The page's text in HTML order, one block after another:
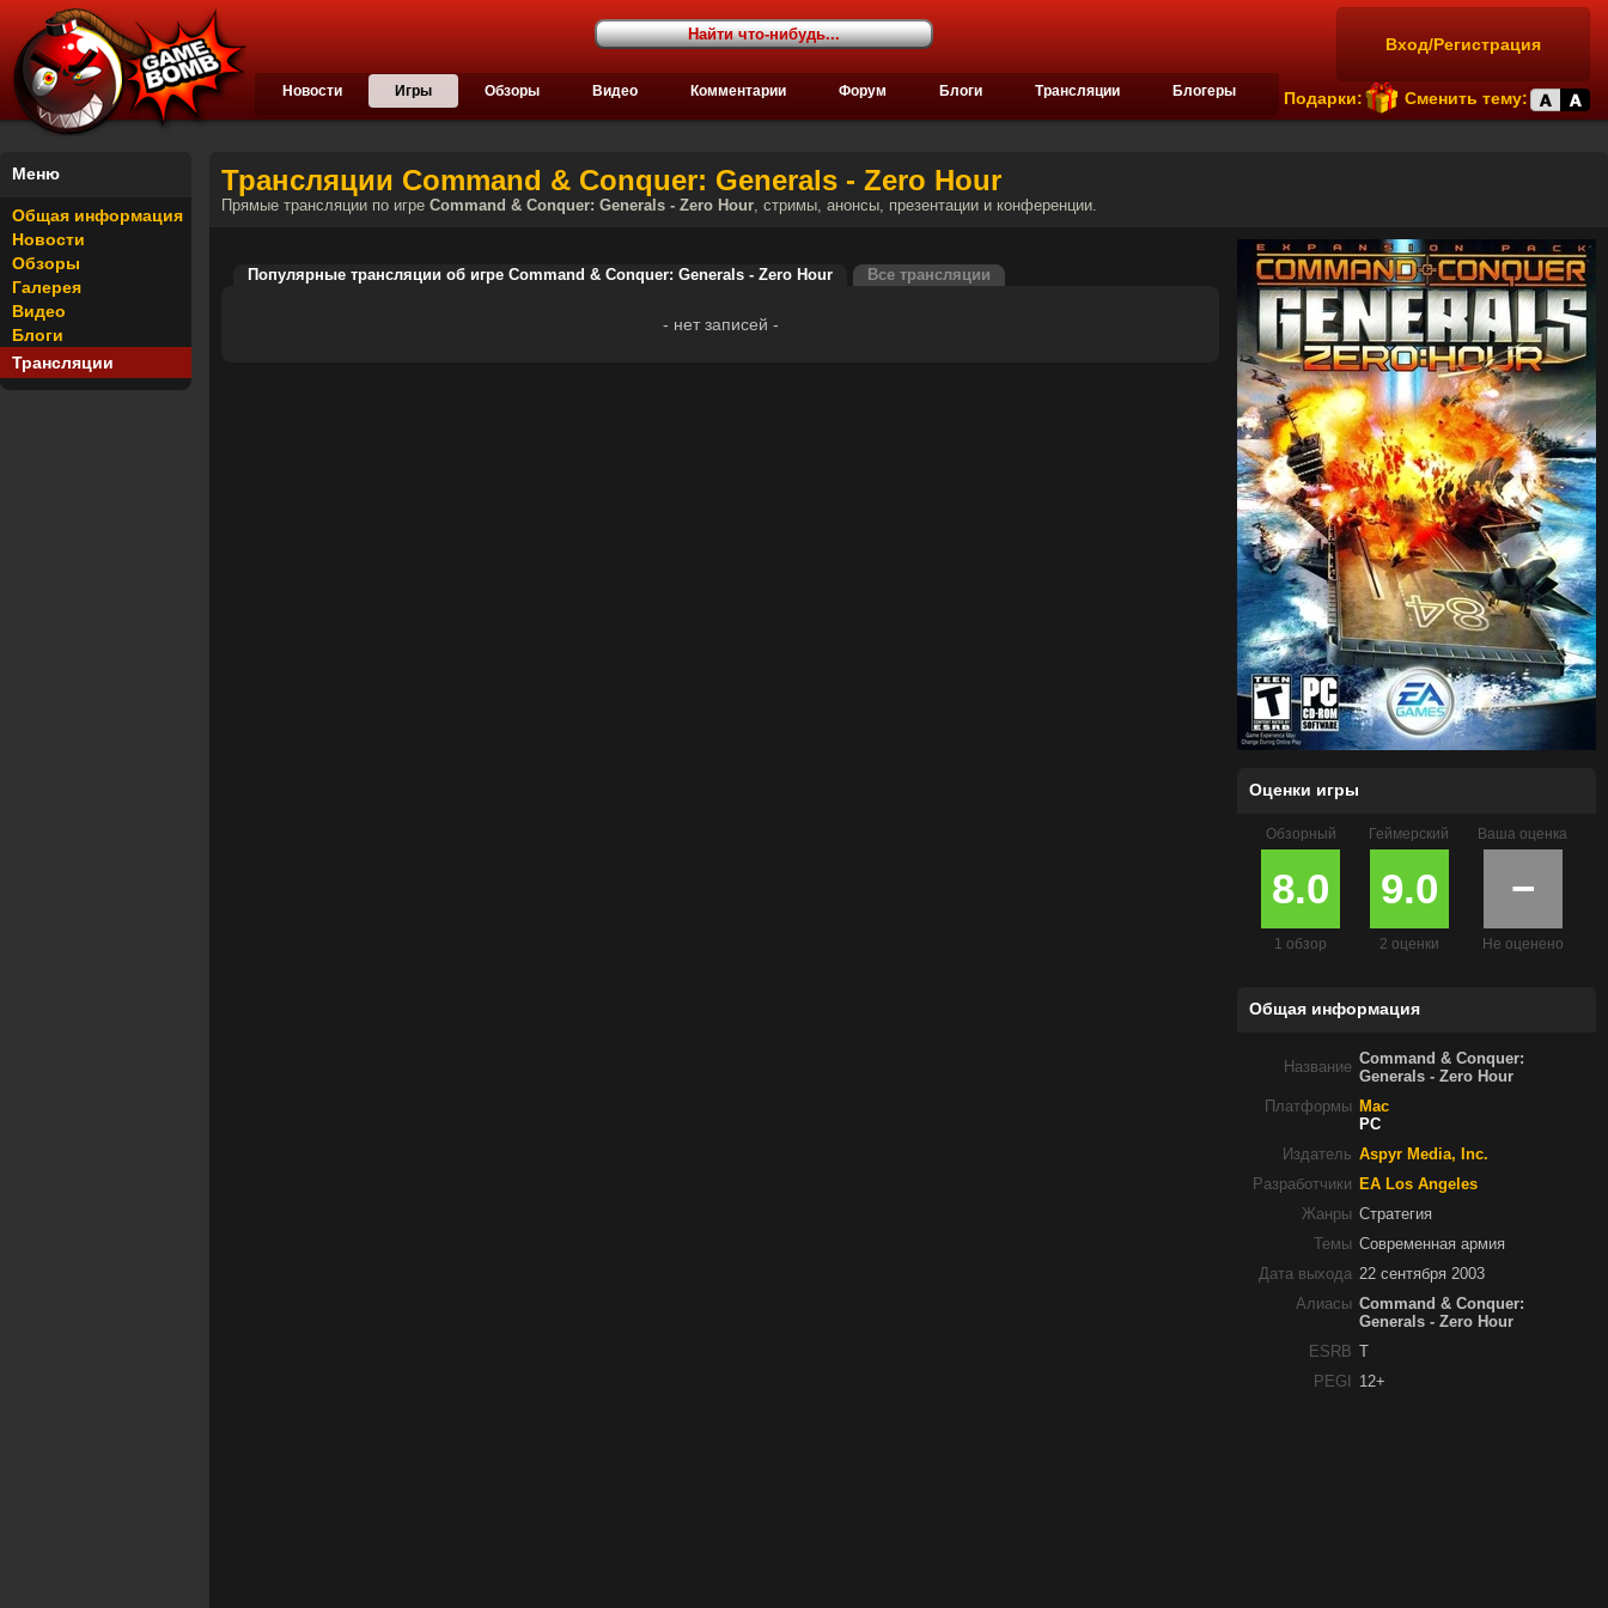
Вход/Регистрация
Подарки: Сменить тему:
Новости Игры Обзоры Видео Комментарии Форум Блоги Трансляции Блогеры
Меню
Общая информация
Новости
Обзоры
Галерея
Видео
Блоги
Трансляции
Трансляции Command & Conquer: Generals - Zero Hour
Прямые трансляции по игре Command & Conquer: Generals - Zero Hour, стримы, анонсы, презентации и конференции.
Популярные трансляции об игре Command & Conquer: Generals - Zero Hour Все трансляции
- нет записей -
Оценки игры
Обзорный
8.0
1 обзор
Геймерский
9.0
2 оценки
Ваша оценка
−
Не оценено
Общая информация
Название Command & Conquer:
Generals - Zero Hour
Платформы Mac
PC
Издатель Aspyr Media, Inc.
Разработчики
EA Los Angeles
Жанры Стратегия
Темы Современная армия
Дата выхода 22 сентября 2003
Алиасы Command & Conquer:
Generals - Zero Hour
ESRB
PEGI
12+